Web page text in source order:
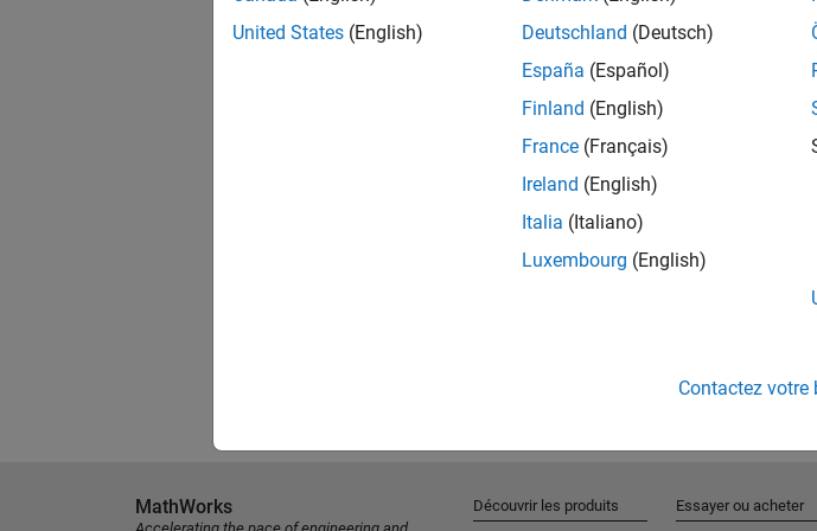
United States (English)
Deutschland (Deutsch)
España (Español)
Finland (English)
France (Français)
Ireland (English)
Italia (Italiano)
Luxembourg (English)
Contactez votre
MathWorks Découvrir les produits Essayer ou acheter